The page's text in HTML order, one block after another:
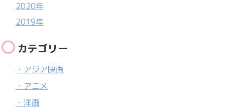
2020年
2019年
カテゴリー
・アジア映画
・アニメ
・洋画